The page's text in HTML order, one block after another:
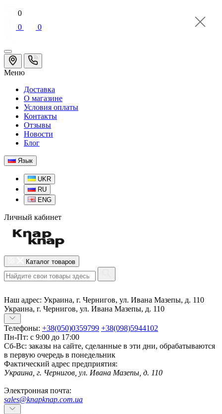
0
0
0
Меню
Доставка
О магазине
Условия оплаты
Контакты
Отзывы
Новости
Блог
Язык
UKR
RU
ENG
Личный кабинет
Каталог товаров
Наш адрес: Украина, г. Чернигов, ул. Ивана Мазепы, д. 110
Украина, г. Чернигов, ул. Ивана Мазепы, д. 110
Телефоны: +38(050)0359799 +38(098)5944102
Пн-Пт: с 9:00 до 17:00
Сб-Вс: заказы на сайте, сделанные в эти дни, обрабатываются
в первую очередь в понедельник
Фактический адрес предприятия:
Украина, г. Чернигов, ул. Ивана Мазепы, д. 110
Электронная почта:
sales@knapknap.com.ua